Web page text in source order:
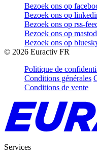
Bezoek ons op
Bezoek ons op
Bezoek ons op rss-
Bezoek ons op
Bezoek ons op
© 2026 Euractiv FR
Politique de
Conditions générales
Conditions de vente
Services